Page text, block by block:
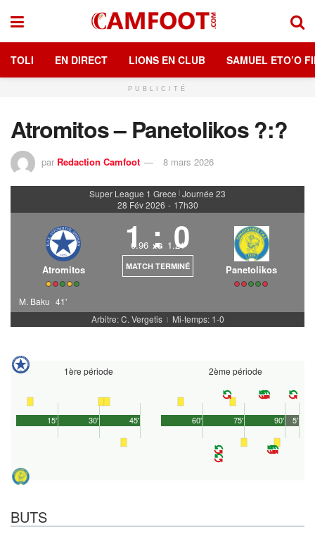
TOLI EN DIRECT LIONS EN CLUB SAMUEL ETO’O
PUBLICITÉ
Atromitos – Panetolikos ?:?
par Redaction Camfoot 8 mars 2026
Super League 1 Grece | Journée 23
28 Fév 2026 - 17h30
Atromitos
1 : 0
0.96 xG 1.21
MATCH TERMINÉ Panetolikos
M. Baku 41'
Arbitre: C. Vergetis | Mi-temps: 1-0
1ère période
45'
15' 30'
2ème période
90'
60' 75' 5'
BUTS